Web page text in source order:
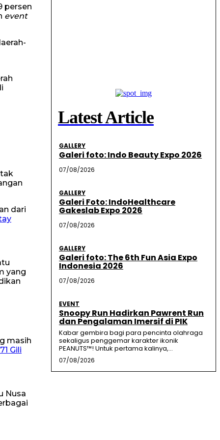
persen
event
dari
yang
masih
Gili
Nusa
Latest Article
GALLERY
Galeri foto: Indo Beauty Expo 2026
07/08/2026
GALLERY
Galeri Foto: IndoHealthcare
Gakeslab Expo 2026
07/08/2026
GALLERY
Galeri foto: The 6th Fun Asia Expo
Indonesia 2026
07/08/2026
EVENT
Snoopy Run Hadirkan Pawrent Run
dan Pengalaman Imersif di PIK
Kabar gembira bagi para pencinta olahraga
sekaligus penggemar karakter ikonik
PEANUTS™! Untuk pertama kalinya,...
07/08/2026